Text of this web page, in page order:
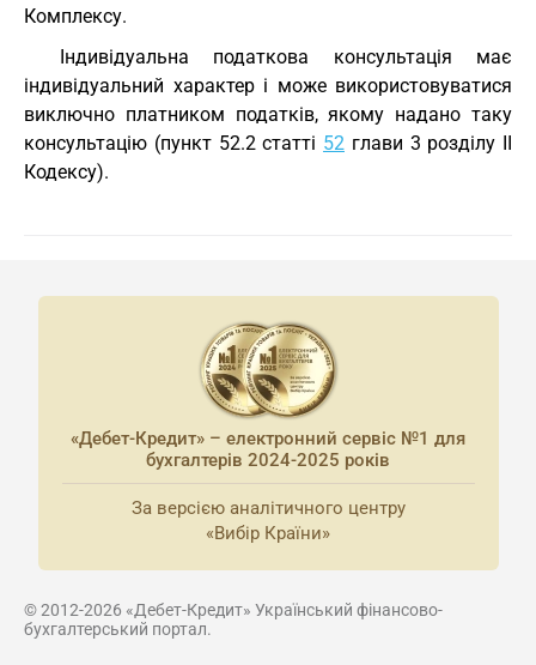
Комплексу.
Індивідуальна податкова консультація має
індивідуальний характер і може використовуватися
виключно платником податків, якому надано таку
консультацію (пункт 52.2 статті 52 глави 3 розділу II
Кодексу).
«Дебет-Кредит» – електронний сервіс №1 для
бухгалтерів 2024-2025 років
За версією аналітичного центру
«Вибір Країни»
© 2012-2026 «Дебет-Кредит» Український фінансово-
бухгалтерський портал.